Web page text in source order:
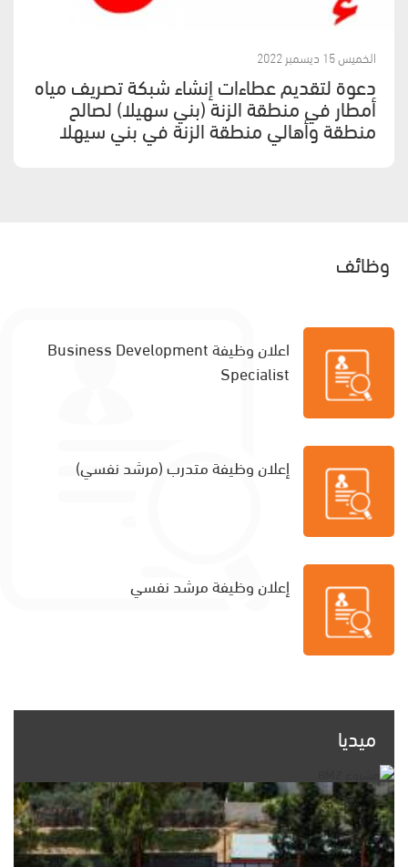
الخميس 15 ديسمبر 2022
دعوة لتقديم عطاءات إنشاء شبكة تصريف مياه
أمطار في منطقة الزنة (بني سهيلا) لصالح
منطقة وأهالي منطقة الزنة في بني سيهلا
وظائف
اعلان وظيفة Business Development
Specialist
إعلان وظيفة متدرب (مرشد نفسي)
إعلان وظيفة مرشد نفسي
ميديا